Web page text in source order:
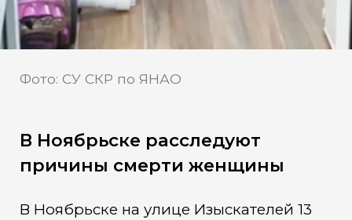
Фото: СУ СКР по ЯНАО
В Ноябрьске расследуют
причины смерти женщины
В Ноябрьске на улице Изыскателей 13